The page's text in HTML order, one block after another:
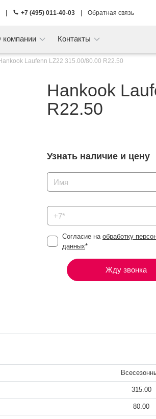
+7 (495) 011-40-03 Обратная связь
компании Контакты
Laufenn LZ22 315.00/80.00 R22.50
Hankook
R22.50
Узнать наличие и цену
Согласие на обработку
данных*
Жду звонка
315.00
80.00